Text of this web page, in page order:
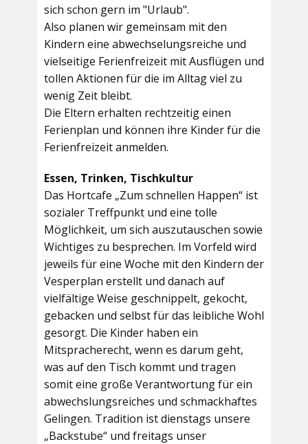
sich schon gern im "Urlaub".
Also planen wir gemeinsam mit den
Kindern eine abwechselungsreiche und
vielseitige Ferienfreizeit mit Ausflügen und
tollen Aktionen für die im Alltag viel zu
wenig Zeit bleibt.
Die Eltern erhalten rechtzeitig einen
Ferienplan und können ihre Kinder für die
Ferienfreizeit anmelden.
Essen, Trinken, Tischkultur
Das Hortcafe „Zum schnellen Happen“ ist
sozialer Treffpunkt und eine tolle
Möglichkeit, um sich auszutauschen sowie
Wichtiges zu besprechen. Im Vorfeld wird
jeweils für eine Woche mit den Kindern der
Vesperplan erstellt und danach auf
vielfältige Weise geschnippelt, gekocht,
gebacken und selbst für das leibliche Wohl
gesorgt. Die Kinder haben ein
Mitspracherecht, wenn es darum geht,
was auf den Tisch kommt und tragen
somit eine große Verantwortung für ein
abwechslungsreiches und schmackhaftes
Gelingen. Tradition ist dienstags unsere
„Backstube“ und freitags unser